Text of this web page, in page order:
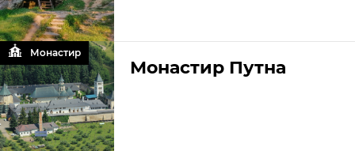
Монастир Путна
Монастир